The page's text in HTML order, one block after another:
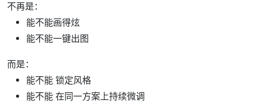
不再是：
能不能画得炫
能不能一键出图
而是：
能不能 锁定风格
能不能 在同一方案上持续微调